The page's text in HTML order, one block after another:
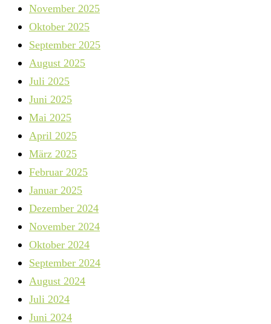
November 2025
Oktober 2025
September 2025
August 2025
Juli 2025
Juni 2025
Mai 2025
April 2025
März 2025
Februar 2025
Januar 2025
Dezember 2024
November 2024
Oktober 2024
September 2024
August 2024
Juli 2024
Juni 2024